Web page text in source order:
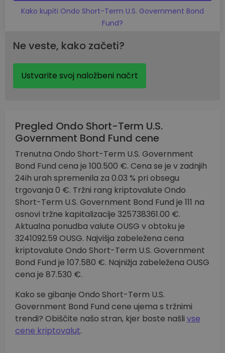
Kako kupiti Ondo Short-Term U.S. Government Bond
Fund?
Ne veste, kako začeti?
Ustvarite svoj naložbeni načrt
Pregled Ondo Short-Term U.S.
Government Bond Fund cene
Trenutna Ondo Short-Term U.S. Government
Bond Fund cena je 100.500 €. Cena se je v zadnjih
24ih urah spremenila za 0.03 % pri obsegu
trgovanja 0 €. Tržni rang kriptovalute Ondo
Short-Term U.S. Government Bond Fund je 111 na
osnovi tržne kapitalizacije 325738361.00 €.
Aktualna ponudba valute OUSG v obtoku je
3241092.59 OUSG. Najvišja zabeležena cena
kriptovalute Ondo Short-Term U.S. Government
Bond Fund je 107.580 €. Najnižja zabeležena OUSG
cena je 87.530 €.
Kako se gibanje Ondo Short-Term U.S.
Government Bond Fund cene ujema s tržnimi
trendi? Obiščite našo stran, kjer boste našli vse
cene kriptovalut.